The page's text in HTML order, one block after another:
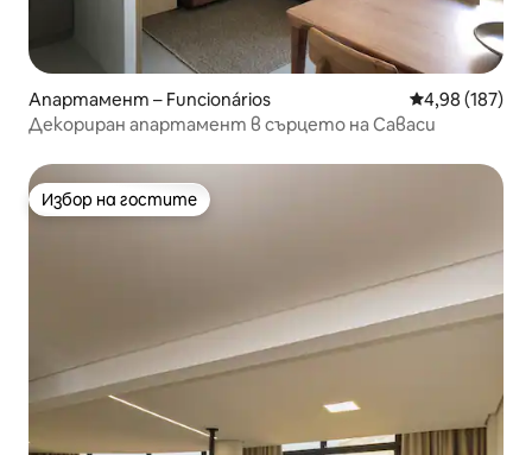
Апартамент – Funcionários Средна
4,98 (187)
Декориран апартамент в сърцето на Саваси
Избор на гостите
Избор на гостите